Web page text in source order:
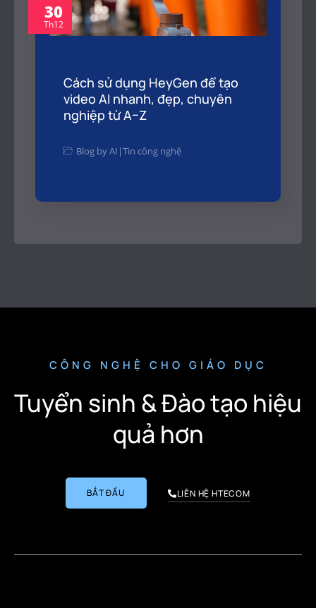
30
Th12
Cách sử dụng HeyGen để tạo
video AI nhanh, đẹp, chuyên
nghiệp từ A–Z
Blog by AI |Tin công nghệ
CÔNG NGHỆ CHO GIÁO DỤC
Tuyển sinh & Đào tạo hiệu
quả hơn
BẮT ĐẦU LIÊN HỆ HTECOM